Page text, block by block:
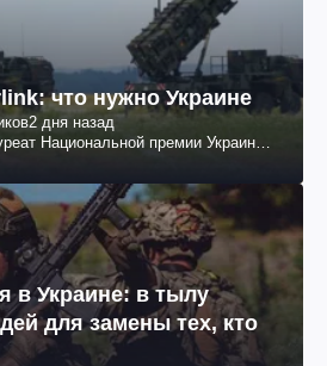
что нужно Украине
2 дня назад
Национальной премии Украины
в Украине: в тылу
для замены тех, кто